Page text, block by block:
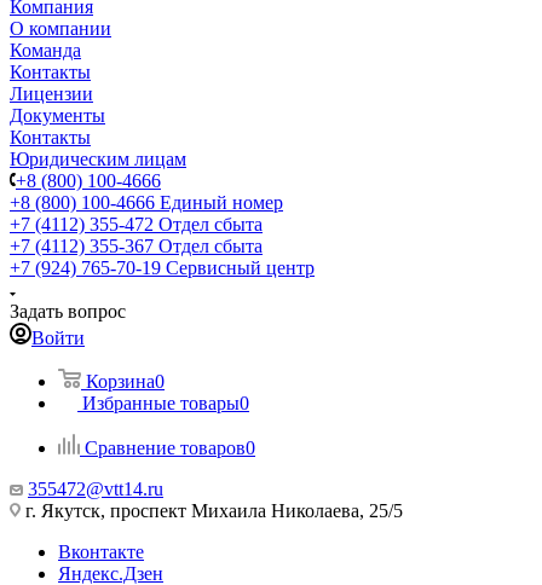
Компания
О компании
Команда
Контакты
Лицензии
Документы
Контакты
Юридическим лицам
+8 (800) 100-4666
+8 (800) 100-4666 Единый номер
+7 (4112) 355-472 Отдел сбыта
+7 (4112) 355-367 Отдел сбыта
+7 (924) 765-70-19 Сервисный центр
Задать вопрос
Войти
Корзина0
Избранные товары0
Сравнение товаров0
355472@vtt14.ru
г. Якутск, проспект Михаила Николаева, 25/5
Вконтакте
Яндекс.Дзен